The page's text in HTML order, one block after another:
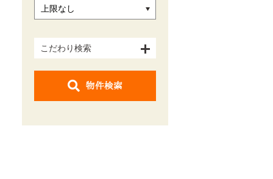
こだわり検索
物件検索